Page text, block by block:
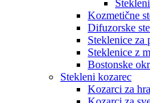
Kozmetične
Difuzorske
Steklenice za
Steklenice z
Bostonske
Stekleni kozarec
Kozarci za